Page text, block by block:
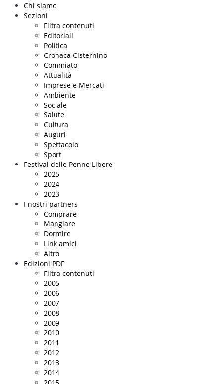
Chi siamo
Sezioni
Filtra contenuti
Editoriali
Politica
Cronaca Cisternino
Commiato
Attualità
Imprese e Mercati
Ambiente
Sociale
Salute
Cultura
Auguri
Spettacolo
Sport
Festival delle Penne Libere
2025
2024
2023
I nostri partners
Comprare
Mangiare
Dormire
Link amici
Altro
Edizioni PDF
Filtra contenuti
2005
2006
2007
2008
2009
2010
2011
2012
2013
2014